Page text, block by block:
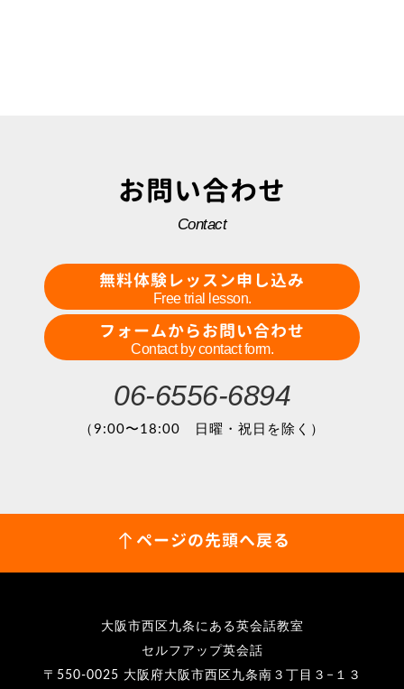
お問い合わせ
Contact
無料体験レッスン申し込み
Free trial lesson.
フォームからお問い合わせ
Contact by contact form.
06-6556-6894
（9:00〜18:00 日曜・祝日を除く）
ページの先頭へ戻る
大阪市西区九条にある英会話教室
セルフアップ英会話
〒550-0025 大阪府大阪市西区九条南３丁目３−１３